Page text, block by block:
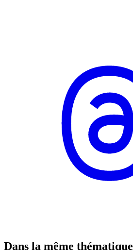
Dans la même thématique